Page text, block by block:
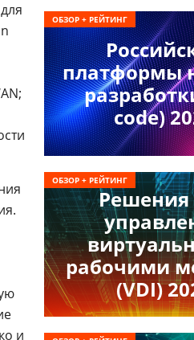
и
платформы
code)
ОБЗОР + РЕЙТИНГ
Решения
рабочими
(VDI)
ОБЗОР + РЕЙТИНГ